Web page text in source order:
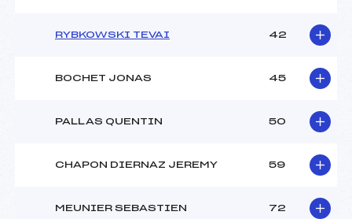
RYBKOWSKI TEVAI 42
BOCHET JONAS 45
PALLAS QUENTIN 50
CHAPON DIERNAZ JEREMY 59
MEUNIER SEBASTIEN 72